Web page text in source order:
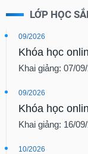
LỚP HỌC
09/2026
Khóa học
Khai giảng: 07/
09/2026
Khóa học
Khai giảng: 16/
10/2026